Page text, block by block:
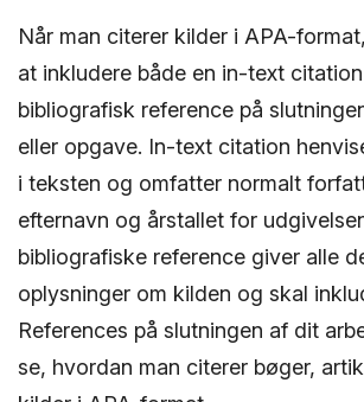
Når man citerer kilder i APA-
at inkludere både en in-text
bibliografisk reference på
eller opgave. In-text citation
i teksten og omfatter normalt
efternavn og årstallet for
bibliografiske reference giver alle
oplysninger om kilden og skal
References på slutningen af dit
se, hvordan man citerer bøger,